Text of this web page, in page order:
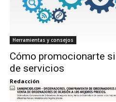
Herramientas y consejos
Cómo promocionarte
de servicios
Redacción